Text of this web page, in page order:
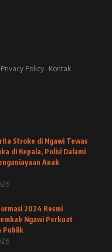
Privacy Policy Kontak
Stroke di Ngawi Tewas
di Kepala, Polisi Dalami
Anak
2024 Resmi
Ngawi Perkuat
Publik